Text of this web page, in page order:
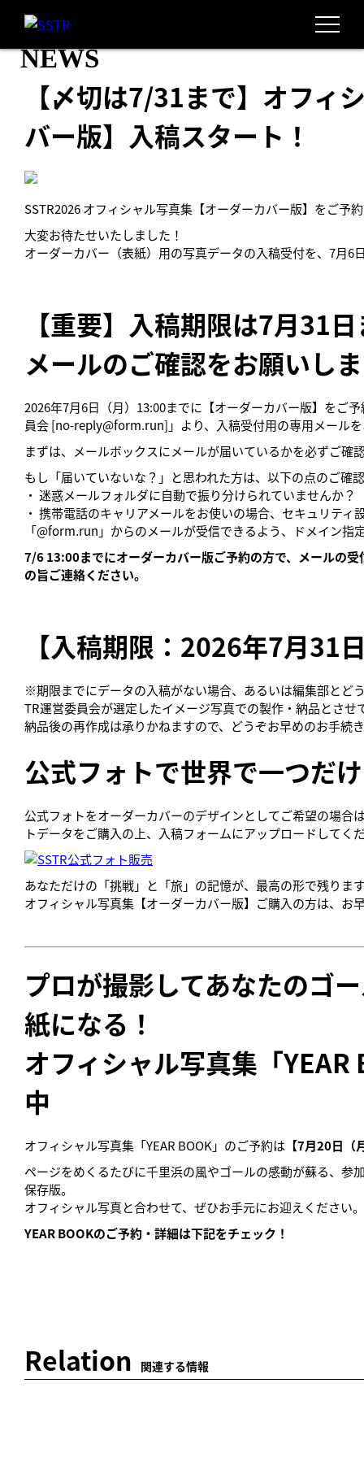
NEWS
【〆切は7/31まで】オフィ
バー版】入稿スタート！
SSTR2026 オフィシャル写真集【オーダーカバー版】をご予
大変お待たせいたしました！
オーダーカバー（表紙）用の写真データの入稿受付を、7月6
【重要】入稿期限は7月31
メールのご確認をお願いし
2026年7月6日（月）13:00までに【オーダーカバー版】をご
員会 [no-reply@form.run]」より、入稿受付用の専用メール
まずは、メールボックスにメールが届いているかを必ずご確
もし「届いていないな？」と思われた方は、以下の点のご確
・ 迷惑メールフォルダに自動で振り分けられていませんか？
・ 携帯電話のキャリアメールをお使いの場合、セキュリテ
「@form.run」からのメールが受信できるよう、ドメイン指
7/6 13:00までにオーダーカバー版ご予約の方で、メールの
の旨ご連絡ください。
【入稿期限：2026年7月31
※期限までにデータの入稿がない場合、あるいは編集部とど
TR運営委員会が選定したイメージ写真での製作・納品とさせ
納品後の再作成は承りかねますので、どうぞお早めのお手続
公式フォトで世界で一つだ
公式フォトをオーダーカバーのデザインとしてご希望の場合
トデータをご購入の上、入稿フォームにアップロードしてく
あなただけの「挑戦」と「旅」の記憶が、最高の形で残りま
オフィシャル写真集【オーダーカバー版】ご購入の方は、お
プロが撮影してあなたのゴ
紙になる！
オフィシャル写真集「
中
オフィシャル写真集「YEAR BOOK」のご予約は 【7月20日（
ページをめくるたびに千里浜の風やゴールの感動が蘇る、参
保存版。
オフィシャル写真と合わせて、ぜひお手元にお迎えください。
YEAR BOOKのご予約・詳細は下記をチェック！
Relation 関連する情報